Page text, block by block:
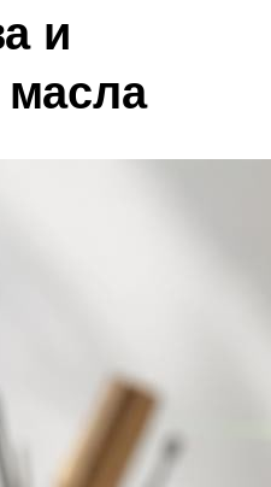
и
масла